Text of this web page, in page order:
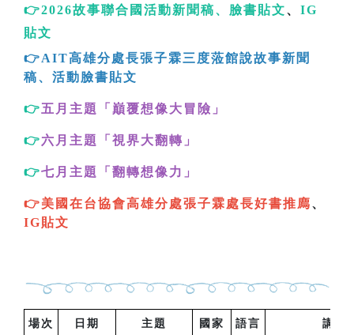
👉2026故事聯合國活動新聞稿、 臉書貼文、 IG
貼文
👉AIT高雄分處長張子霖三度蒞館說故事新聞
稿、 活動臉書貼文
👉五月主題「巔覆想像大冒險 」
👉六月主題「視界大翻轉 」
👉七月主題「翻轉想像力 」
👉美國在台協會高雄分處張子霖處長好書推廌、
IG貼文
場次 日期 主題 國家 語言 講